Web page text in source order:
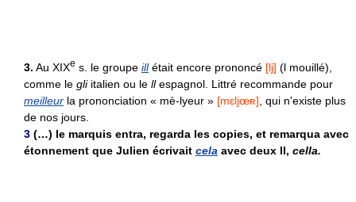
3. Au XIXe s. le groupe illétait encore prononcé [lj] (l mouillé),
comme le gliitalien ou le llespagnol. Littré recommande pour
meilleur la prononciation « mè-lyeur » [mɛljœʀ] , qui n'existe plus
de nos jours.
3 (…) le marquis entra, regarda les copies, et remarqua avec
étonnement que Julien écrivait cela avec deux ll, cella.